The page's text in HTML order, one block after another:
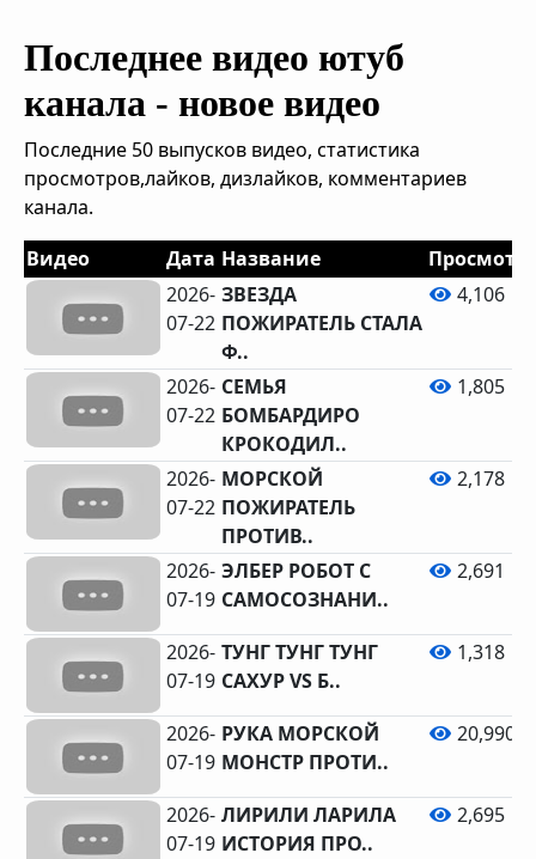
Последнее видео ютуб
канала - новое видео
Последние 50 выпусков видео, статистика
просмотров,лайков, дизлайков, комментариев
канала.
Видео
Дата Название
2026-
07-22
ЗВЕЗДА
ПОЖИРАТЕЛЬ СТАЛА
Ф..
4,106
2026-
07-22
СЕМЬЯ
БОМБАРДИРО
КРОКОДИЛ..
1,805
2026-
07-22
МОРСКОЙ
ПОЖИРАТЕЛЬ
ПРОТИВ..
2,178
2026-
07-19
ЭЛБЕР РОБОТ С
САМОСОЗНАНИ..
2,691
2026-
07-19
ТУНГ ТУНГ ТУНГ
САХУР VS Б..
1,318
2026-
07-19
РУКА МОРСКОЙ
МОНСТР ПРОТИ..
20,990
2026-
07-19
ЛИРИЛИ ЛАРИЛА
ИСТОРИЯ ПРО..
2,695